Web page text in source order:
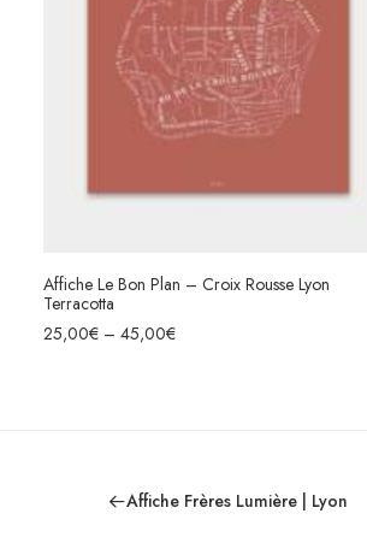
Affiche Le Bon Plan – Croix Rousse Lyon
Terracotta
25,00€ – 45,00€
Affiche Frères Lumière | Lyon